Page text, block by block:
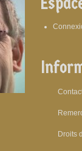
Droits